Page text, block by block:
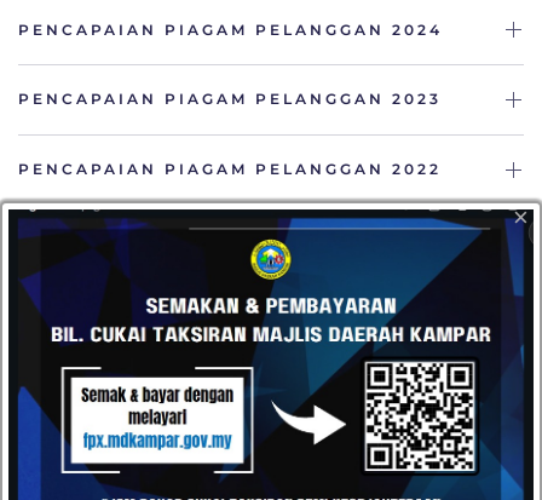
PENCAPAIAN PIAGAM PELANGGAN 2024
PENCAPAIAN PIAGAM PELANGGAN 2023
PENCAPAIAN PIAGAM PELANGGAN 2022
HUBUNGI
Datang dan kunjungi pejabat kami atau hantarkan e-mel
kepada kami pada bila-bila masa anda mahu. Kami terbuka
kepada semua cadangan daripada pelanggan kami.
Majlis Daerah Kampar, Kompleks Pentadbiran MD
×